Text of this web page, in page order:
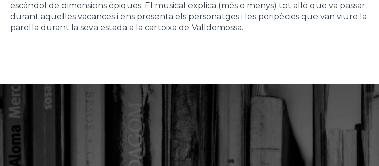
escàndol de dimensions èpiques. El musical explica (més o menys) tot allò que va passar
durant aquelles vacances i ens presenta els personatges i les peripècies que van viure la
parella durant la seva estada a la cartoixa de Valldemossa.